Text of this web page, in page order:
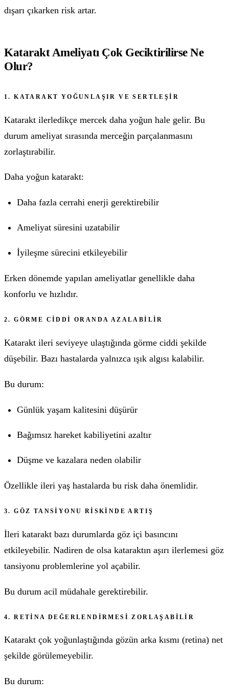
dışarı çıkarken risk artar.
Katarakt Ameliyatı Çok Geciktirilirse Ne
Olur?
1. KATARAKT YOĞUNLAŞIR VE SERTLEŞIR
Katarakt ilerledikçe mercek daha yoğun hale gelir. Bu
durum ameliyat sırasında merceğin parçalanmasını
zorlaştırabilir.
Daha yoğun katarakt:
Daha fazla cerrahi enerji gerektirebilir
Ameliyat süresini uzatabilir
İyileşme sürecini etkileyebilir
Erken dönemde yapılan ameliyatlar genellikle daha
konforlu ve hızlıdır.
2. GÖRME CIDDI ORANDA AZALABILIR
Katarakt ileri seviyeye ulaştığında görme ciddi şekilde
düşebilir. Bazı hastalarda yalnızca ışık algısı kalabilir.
Bu durum:
Günlük yaşam kalitesini düşürür
Bağımsız hareket kabiliyetini azaltır
Düşme ve kazalara neden olabilir
Özellikle ileri yaş hastalarda bu risk daha önemlidir.
3. GÖZ TANSIYONU RISKINDE ARTIŞ
İleri katarakt bazı durumlarda göz içi basıncını
etkileyebilir. Nadiren de olsa kataraktın aşırı ilerlemesi göz
tansiyonu problemlerine yol açabilir.
Bu durum acil müdahale gerektirebilir.
4. RETINA DEĞERLENDIRMESI ZORLAŞABILIR
Katarakt çok yoğunlaştığında gözün arka kısmı (retina) net
şekilde görülemeyebilir.
Bu durum: